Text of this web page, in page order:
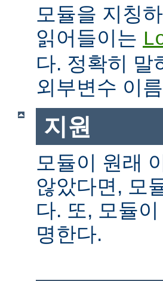
모듈을 지칭
읽어들이는
다. 정확히 말
외부변수 이
지원
모듈이 원래
않았다면, 모
다. 또, 모듈
명한다.